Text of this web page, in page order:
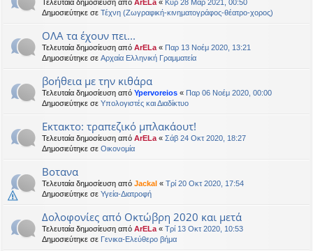
Τελευταία δημοσίευση από ArELa « Κυρ 28 Μαρ 2021, 00:50
Δημοσιεύτηκε σε Τέχνη (Ζωγραφική-κινηματογράφος-θέατρο-χορος)
ΟΛΑ τα έχουν πει...
Τελευταία δημοσίευση από ArELa « Παρ 13 Νοέμ 2020, 13:21
Δημοσιεύτηκε σε Αρχαία Ελληνική Γραμματεία
βοήθεια με την κιθάρα
Τελευταία δημοσίευση από Ypervoreios « Παρ 06 Νοέμ 2020, 00:00
Δημοσιεύτηκε σε Υπολογιστές και Διαδίκτυο
Εκτακτο: τραπεζικό μπλακάουτ!
Τελευταία δημοσίευση από ArELa « Σάβ 24 Οκτ 2020, 18:27
Δημοσιεύτηκε σε Oικονομία
Βοτανα
Τελευταία δημοσίευση από Jackal « Τρί 20 Οκτ 2020, 17:54
Δημοσιεύτηκε σε Υγεία-Διατροφή
Δολοφονίες από Οκτώβρη 2020 και μετά
Τελευταία δημοσίευση από ArELa « Τρί 13 Οκτ 2020, 10:53
Δημοσιεύτηκε σε Γενικα-Ελεύθερο βήμα